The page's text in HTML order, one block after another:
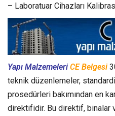
– Laboratuar Cihazları
Yapı Malzemeleri CE Belgesi
teknik düzenlemeler,
prosedürleri bakımından en
direktifidir. Bu direktif,